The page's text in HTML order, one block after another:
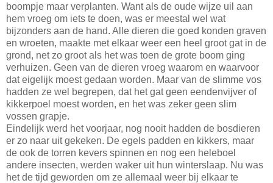
boompje maar verplanten. Want als de oude wijze uil aan
hem vroeg om iets te doen, was er meestal wel wat
bijzonders aan de hand. Alle dieren die goed konden graven
en wroeten, maakte met elkaar weer een heel groot gat in de
grond, net zo groot als het was toen de grote boom ging
verhuizen. Geen van de dieren vroeg waarom en waarvoor
dat eigelijk moest gedaan worden. Maar van de slimme vos
hadden ze wel begrepen, dat het gat geen eendenvijver of
kikkerpoel moest worden, en het was zeker geen slim
vossen grapje.
Eindelijk werd het voorjaar, nog nooit hadden de bosdieren
er zo naar uit gekeken. De egels padden en kikkers, maar
de ook de torren kevers spinnen en nog een heleboel
andere insecten, werden waker uit hun winterslaap. Nu was
het de tijd geworden om ze allemaal weer bij elkaar te